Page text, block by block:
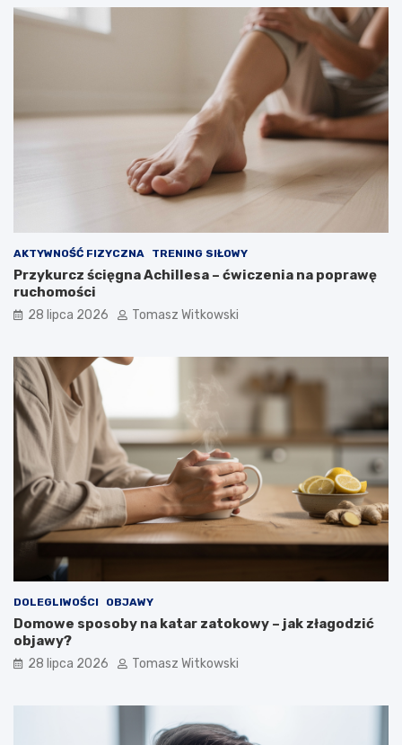
AKTYWNOŚĆ FIZYCZNA TRENING SIŁOWY
Przykurcz ścięgna Achillesa – ćwiczenia na poprawę
ruchomości
28 lipca 2026 Tomasz Witkowski
DOLEGLIWOŚCI OBJAWY
Domowe sposoby na katar zatokowy – jak złagodzić
objawy?
28 lipca 2026 Tomasz Witkowski